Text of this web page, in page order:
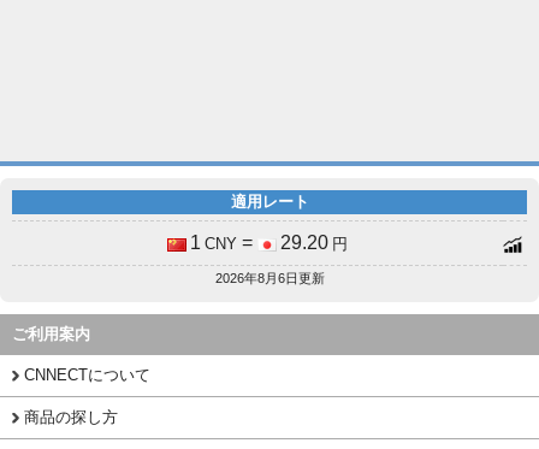
適用レート
1 CNY = 29.20 円
2026年8月6日更新
ご利用案内
CNNECTについて
商品の探し方